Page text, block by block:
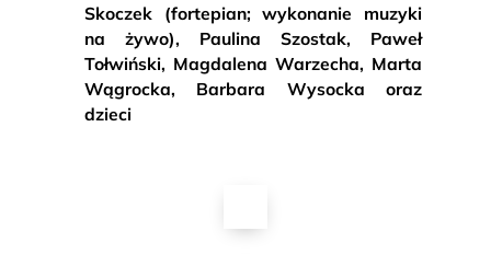
Skoczek (fortepian; wykonanie muzyki
na żywo), Paulina Szostak, Paweł
Tołwiński, Magdalena Warzecha, Marta
Wągrocka, Barbara Wysocka oraz
dzieci